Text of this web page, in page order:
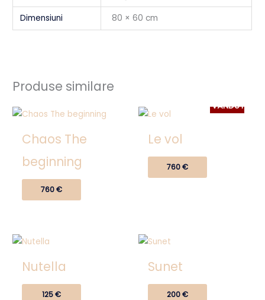
Dimensiuni 80 × 60 cm
Produse similare
Chaos The
beginning
760€
VÂNDUT
Le vol
760€
Nutella
125€
Sunet
200€